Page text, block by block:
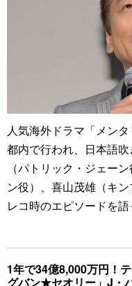
人気海外ドラマ「メン
都内で行われ、日本語
（パトリック・ジェー
ン役）、喜山茂雄（キ
レコ時のエピソードを語
1年で34億8,000万円！
グバン★セオリー」J・